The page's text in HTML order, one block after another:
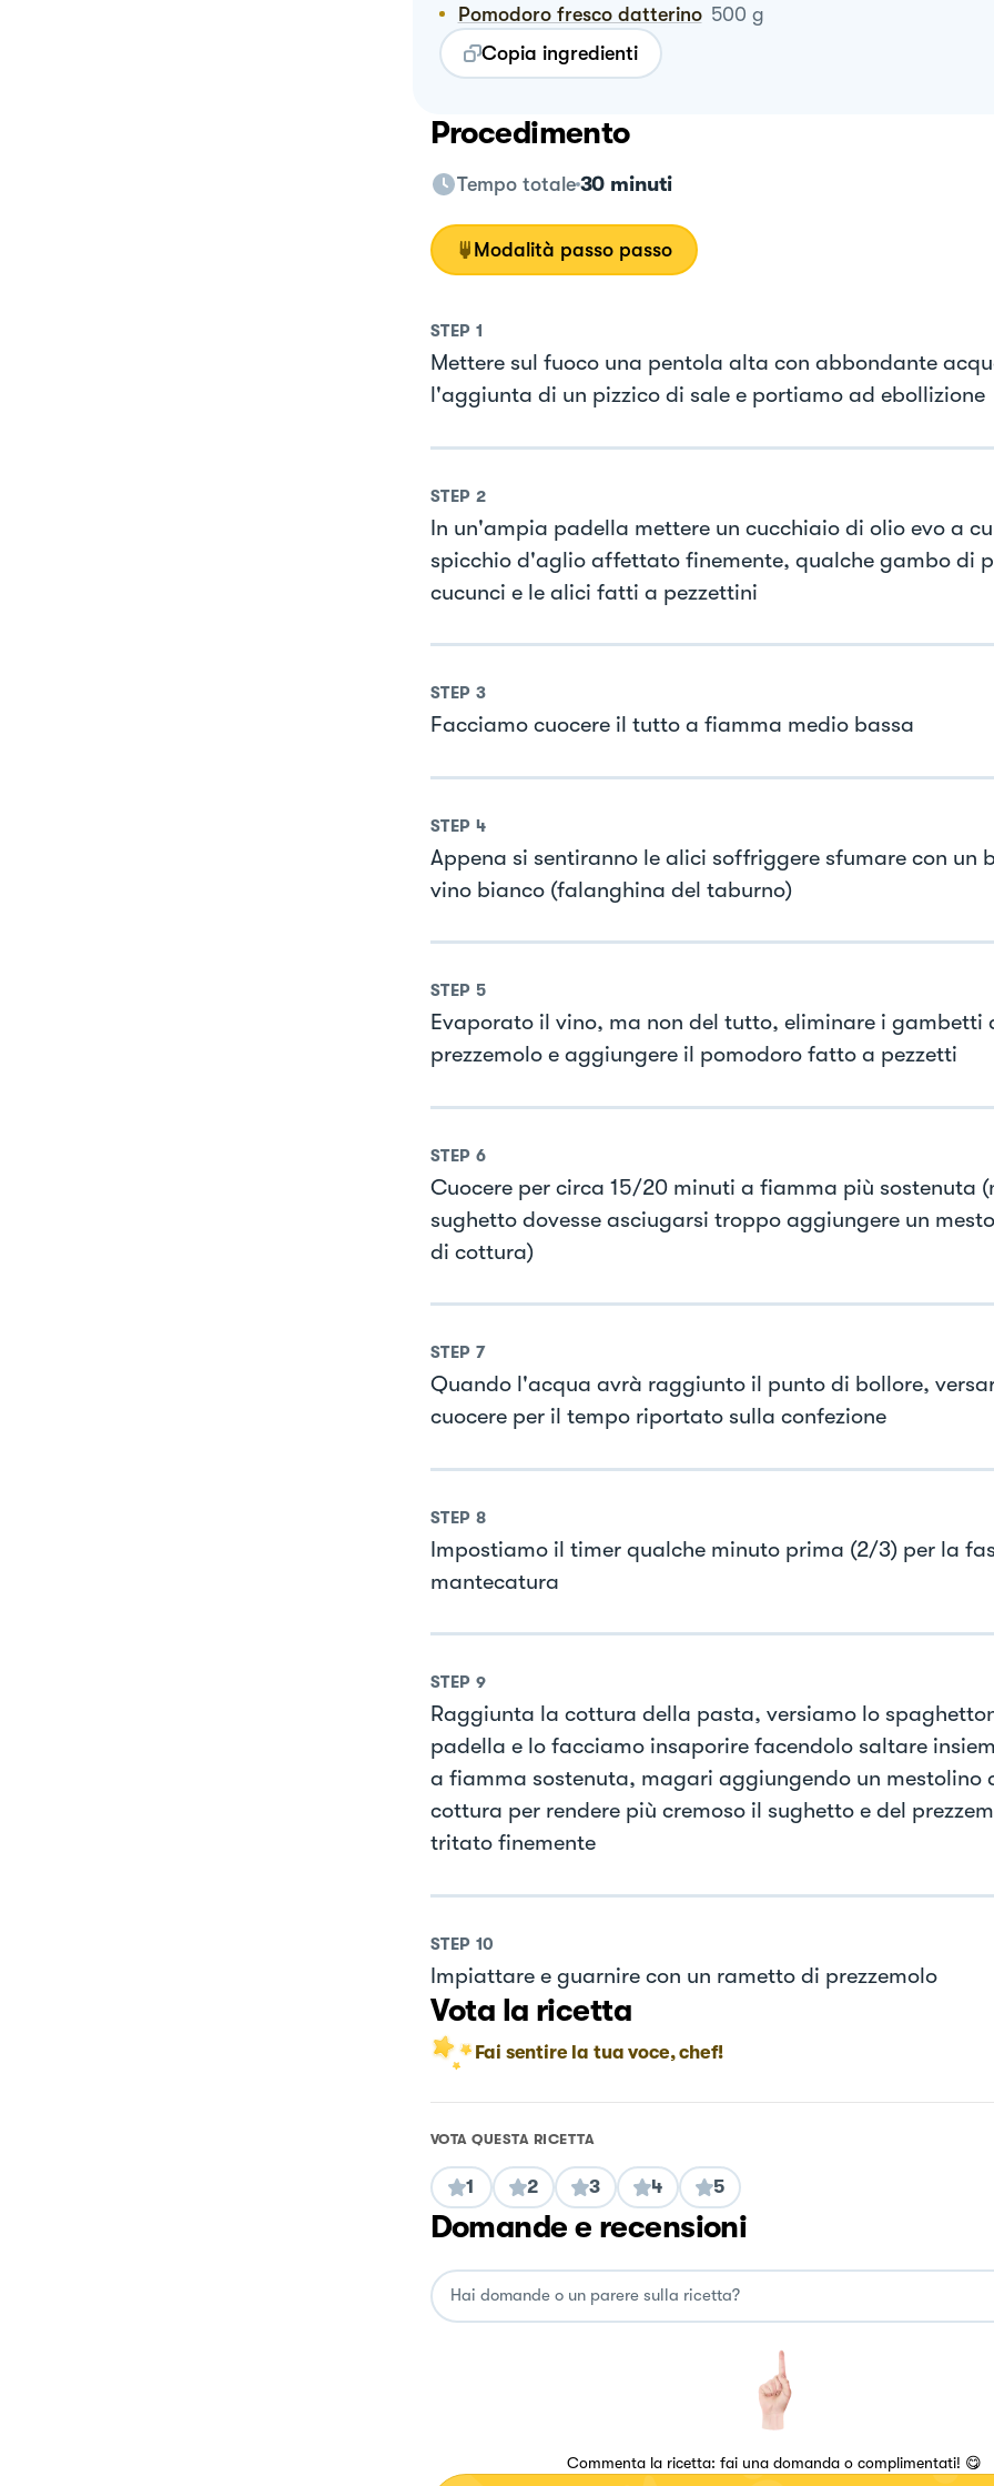
Pomodoro fresco datterino 500 g
Copia ingredienti
Procedimento
Tempo totale 30 minuti
Modalità passo passo
STEP 1
Mettere sul fuoco una pentola alta con abbondante
l'aggiunta di un pizzico di sale e portiamo ad ebollizione
STEP 2
In un'ampia padella mettere un cucchiaio di olio evo a
spicchio d'aglio affettato finemente, qualche gambo di
cucunci e le alici fatti a pezzettini
STEP 3
Facciamo cuocere il tutto a fiamma medio bassa
STEP 4
Appena si sentiranno le alici soffriggere sfumare con un
vino bianco (falanghina del taburno)
STEP 5
Evaporato il vino, ma non del tutto, eliminare i gambetti
prezzemolo e aggiungere il pomodoro fatto a pezzetti
STEP 6
Cuocere per circa 15/20 minuti a fiamma più sostenuta
sughetto dovesse asciugarsi troppo aggiungere un
di cottura)
STEP 7
Quando l'acqua avrà raggiunto il punto di bollore,
cuocere per il tempo riportato sulla confezione
STEP 8
Impostiamo il timer qualche minuto prima (2/3) per la
mantecatura
STEP 9
Raggiunta la cottura della pasta, versiamo lo
padella e lo facciamo insaporire facendolo saltare
a fiamma sostenuta, magari aggiungendo un mestolino
cottura per rendere più cremoso il sughetto e del
tritato finemente
STEP 10
Impiattare e guarnire con un rametto di prezzemolo
Vota la ricetta
Fai sentire la tua voce, chef!
VOTA QUESTA RICETTA
1 2 3 4 5
Domande e recensioni
Commenta la ricetta: fai una domanda o complimentati! 😋